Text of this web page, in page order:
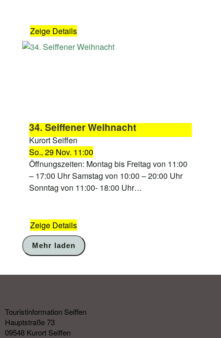
Zeige Details
34. Seiffener Weihnacht
Kurort Seiffen
So., 29 Nov. 11:00
Öffnungszeiten: Montag bis Freitag von 11:00
– 17:00 Uhr Samstag von 10:00 – 20:00 Uhr
Sonntag von 11:00- 18:00 Uhr…
Zeige Details
Mehr laden
Touristinformation Seiffen
Hauptstraße 73
09548 Kurort Seiffen